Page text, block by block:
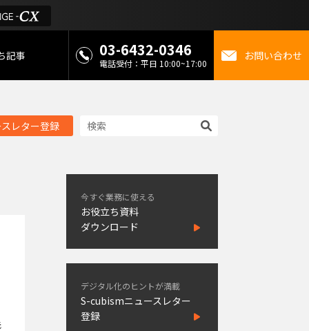
記事
ライを考えるメディ
03-6432-0346
電話受付：平日 10:00~17:00
お問い合わせ
レター登録
今すぐ業務に使える
お役立ち資料
ダウンロード
デジタル化のヒントが満載
S-cubismニュースレター
登録